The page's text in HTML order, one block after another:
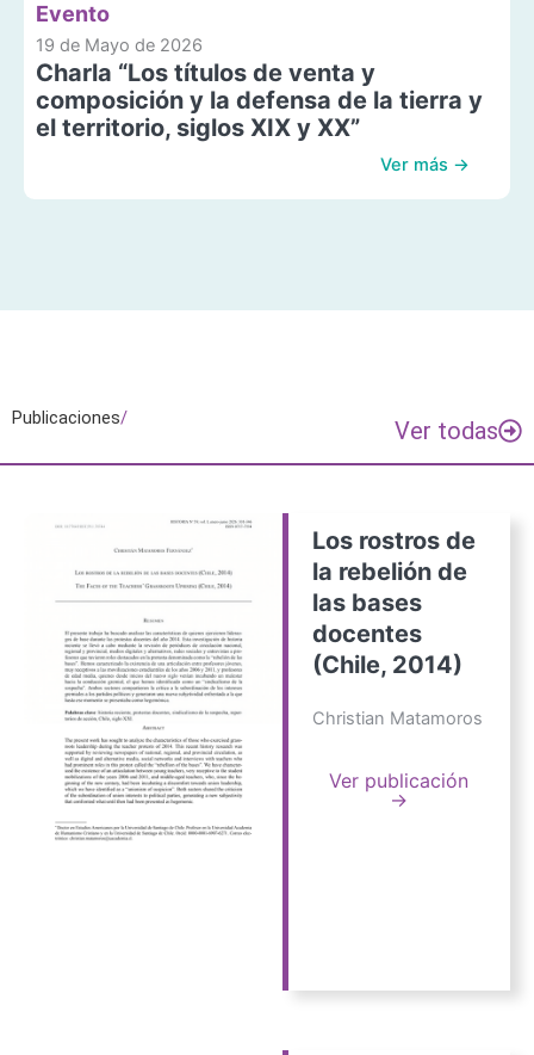
Evento
19 de Mayo de 2026
Charla “Los títulos de venta y
composición y la defensa de la tierra y
el territorio, siglos XIX y XX”
Ver más →
Publicaciones/ Ver todas
Los rostros de
la rebelión de
las bases
docentes
(Chile, 2014)
Christian Matamoros
Ver publicación
→